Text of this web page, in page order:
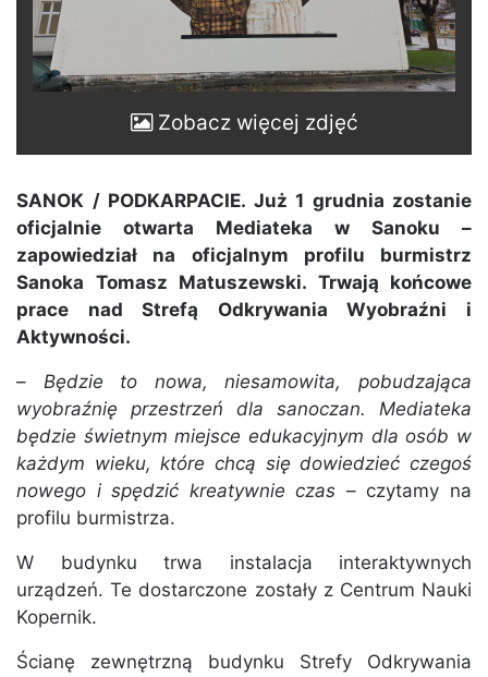
Zobacz więcej zdjęć
SANOK / PODKARPACIE. Już 1 grudnia zostanie
oficjalnie otwarta Mediateka w Sanoku –
zapowiedział na oficjalnym profilu burmistrz
Sanoka Tomasz Matuszewski. Trwają końcowe
prace nad Strefą Odkrywania Wyobraźni i
Aktywności.
– Będzie to nowa, niesamowita, pobudzająca
wyobraźnię przestrzeń dla sanoczan. Mediateka
będzie świetnym miejsce edukacyjnym dla osób w
każdym wieku, które chcą się dowiedzieć czegoś
nowego i spędzić kreatywnie czas – czytamy na
profilu burmistrza.
W budynku trwa instalacja interaktywnych
urządzeń. Te dostarczone zostały z Centrum Nauki
Kopernik.
Ścianę zewnętrzną budynku Strefy Odkrywania